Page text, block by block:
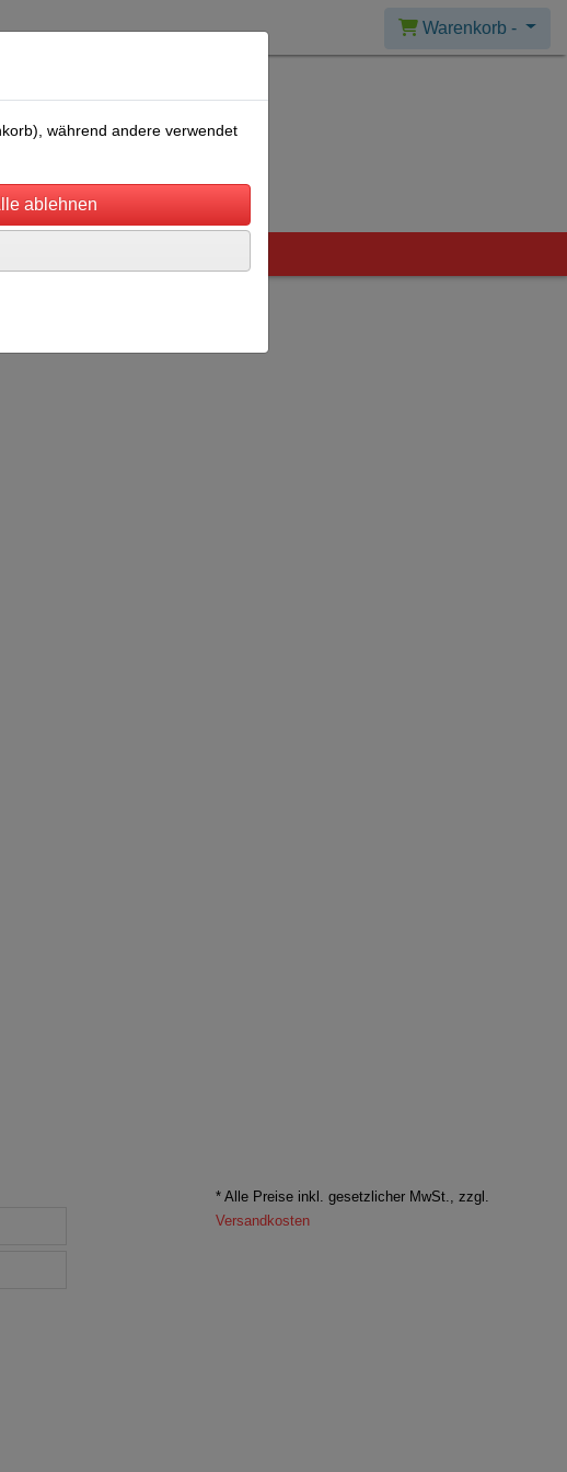
Warenkorb -
* Alle Preise inkl. gesetzlicher MwSt., zzgl.
Versandkosten
während andere verwendet